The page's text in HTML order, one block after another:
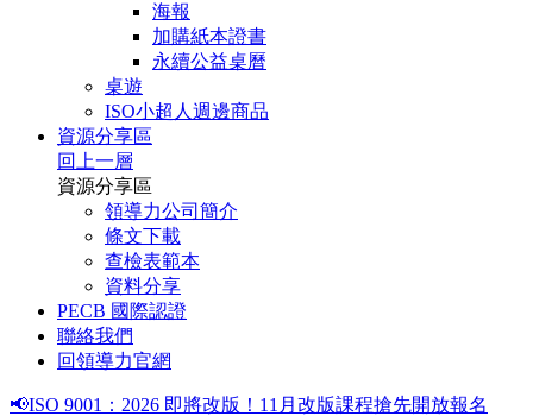
海報
加購紙本證書
永續公益桌曆
桌遊
ISO小超人週邊商品
資源分享區
回上一層
資源分享區
領導力公司簡介
條文下載
查檢表範本
資料分享
PECB 國際認證
聯絡我們
回領導力官網
📢ISO 9001：2026 即將改版！11月改版課程搶先開放報名